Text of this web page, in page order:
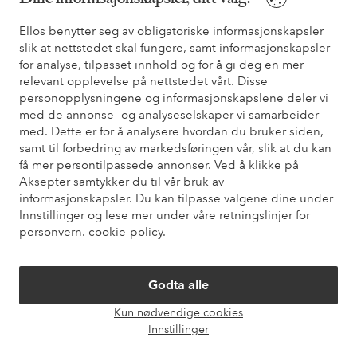
Ellos benytter seg av obligatoriske informasjonskapsler
slik at nettstedet skal fungere, samt informasjonskapsler
for analyse, tilpasset innhold og for å gi deg en mer
relevant opplevelse på nettstedet vårt. Disse
personopplysningene og informasjonskapslene deler vi
med de annonse- og analyseselskaper vi samarbeider
med. Dette er for å analysere hvordan du bruker siden,
samt til forbedring av markedsføringen vår, slik at du kan
få mer persontilpassede annonser. Ved å klikke på
Aksepter samtykker du til vår bruk av
informasjonskapsler. Du kan tilpasse valgene dine under
Innstillinger og lese mer under våre retningslinjer for
personvern. cookie-policy.
Godta alle
Kun nødvendige cookies
Innstillinger
Filtrer
GridFeed
Filtrer
Du har sett 57 av 71 produkter
Vis flere